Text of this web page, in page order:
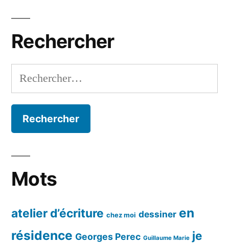
Rechercher
Rechercher :
Mots
atelier d’écriture chez moi dessiner en
résidence Georges Perec Guillaume Marie je